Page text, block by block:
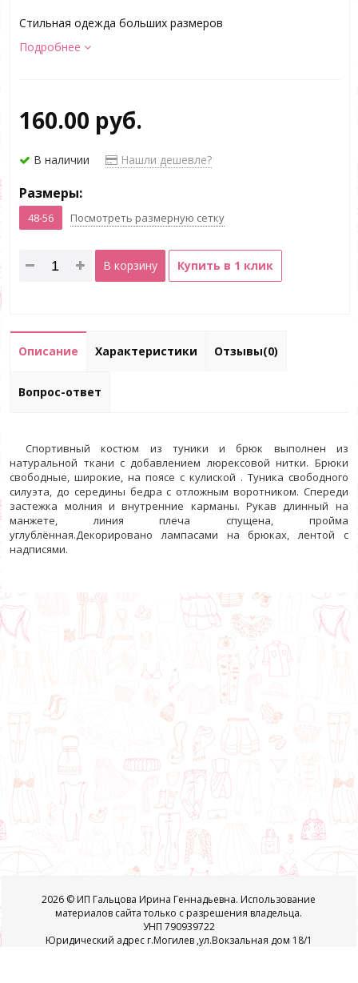
Стильная одежда больших размеров
Подробнее
160.00 руб.
В наличии Нашли дешевле?
Размеры:
48-56 Посмотреть размерную сетку
В корзину Купить в 1 клик
Описание Характеристики Отзывы(0)
Вопрос-ответ
Спортивный костюм из туники и брюк выполнен из
натуральной ткани с добавлением люрексовой нитки. Брюки
свободные, широкие, на поясе с кулиской . Туника свободного
силуэта, до середины бедра с отложным воротником. Спереди
застежка молния и внутренние карманы. Рукав длинный на
манжете, линия плеча спущена, пройма
углублённая.Декорировано лампасами на брюках, лентой с
надписями.
2026 © ИП Гальцова Ирина Геннадьевна. Использование
материалов сайта только с разрешения владельца.
УНП 790939722
Юридический адрес г.Могилев ,ул.Вокзальная дом 18/1